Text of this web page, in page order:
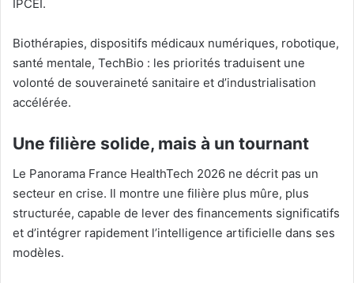
IPCEI.
Biothérapies, dispositifs médicaux numériques, robotique,
santé mentale, TechBio : les priorités traduisent une
volonté de souveraineté sanitaire et d’industrialisation
accélérée.
Une filière solide, mais à un tournant
Le Panorama France HealthTech 2026 ne décrit pas un
secteur en crise. Il montre une filière plus mûre, plus
structurée, capable de lever des financements significatifs
et d’intégrer rapidement l’intelligence artificielle dans ses
modèles.